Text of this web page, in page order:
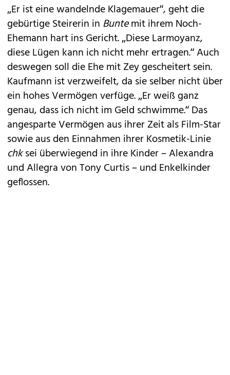
„Er ist eine wandelnde Klagemauer“, geht die
gebürtige Steirerin in Buntemit ihrem Noch-
Ehemann hart ins Gericht. „Diese Larmoyanz,
diese Lügen kann ich nicht mehr ertragen.“ Auch
deswegen soll die Ehe mit Zey gescheitert sein.
Kaufmann ist verzweifelt, da sie selber nicht über
ein hohes Vermögen verfüge. „Er weiß ganz
genau, dass ich nicht im Geld schwimme.“ Das
angesparte Vermögen aus ihrer Zeit als Film-Star
sowie aus den Einnahmen ihrer Kosmetik-Linie
chksei überwiegend in ihre Kinder – Alexandra
und Allegra von Tony Curtis – und Enkelkinder
geflossen.